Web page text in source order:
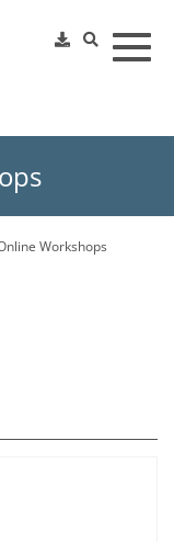
Workshops